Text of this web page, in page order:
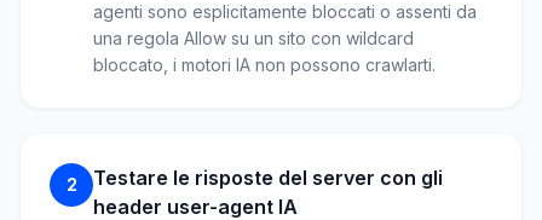
agenti sono esplicitamente bloccati o assenti da
una regola Allow su un sito con wildcard
bloccato, i motori IA non possono crawlarti.
2
Testare le risposte del server con gli
header user-agent IA